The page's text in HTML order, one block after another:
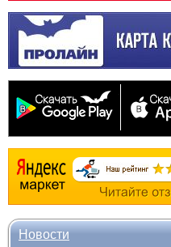
Новости